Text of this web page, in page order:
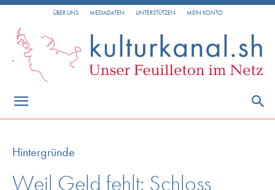
ÜBER UNS MEDIADATEN UNTERSTÜTZEN MEIN KONTO
Hintergründe
Weil Geld fehlt: Schloss